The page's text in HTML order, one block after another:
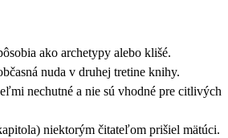
ako archetypy alebo klišé.
nuda v druhej tretine knihy.
nechutné a nie sú vhodné pre citlivých
niektorým čitateľom prišiel mätúci.